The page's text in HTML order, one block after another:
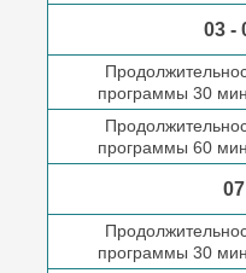
03 -
программы 30
программы 60
программы 30